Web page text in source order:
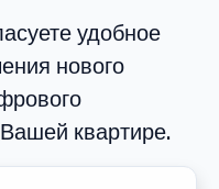
удобное
нового
квартире.